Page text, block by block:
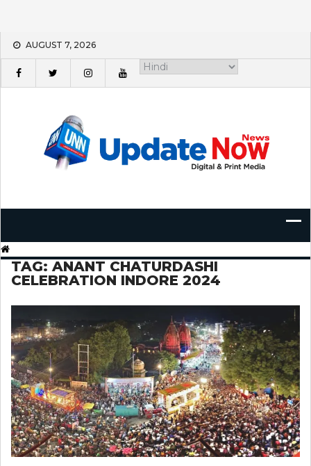
Skip
content
AUGUST 7, 2026
TAG: ANANT CHATURDASHI
CELEBRATION INDORE 2024